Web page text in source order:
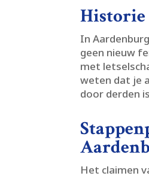
Historie
In
geen nieuw
met
weten dat je
door derden
Het claimen